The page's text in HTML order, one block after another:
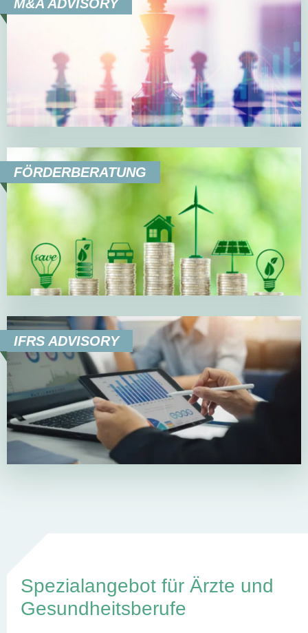
M&A ADVISORY
FÖRDERBERATUNG
IFRS ADVISORY
Spezialangebot für Ärzte und
Gesundheitsberufe